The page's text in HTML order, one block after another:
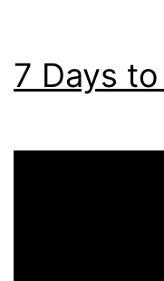
7 Days